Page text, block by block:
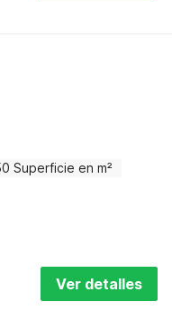
Superficie en m²
Ver detalles